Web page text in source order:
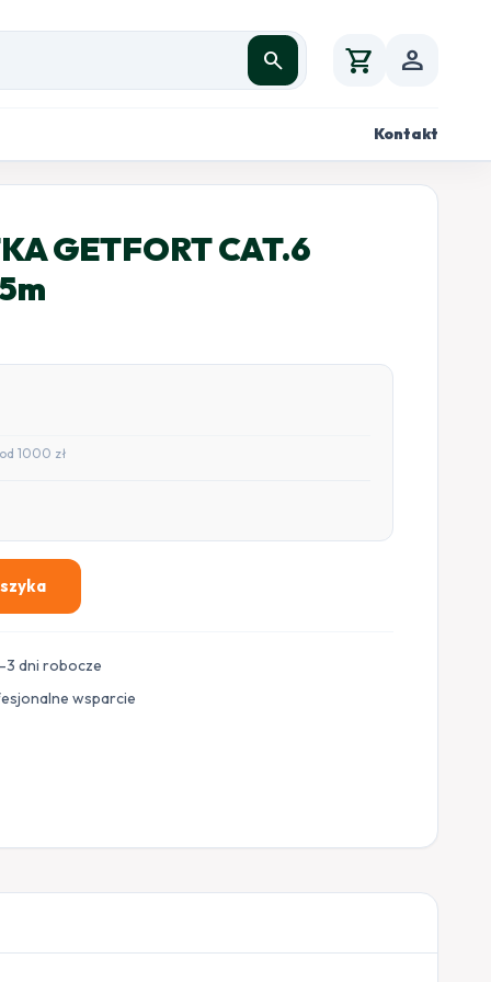
search shopping_cart person
Kontakt
GETFORT CAT.6
1000 zł
dni robocze
wsparcie